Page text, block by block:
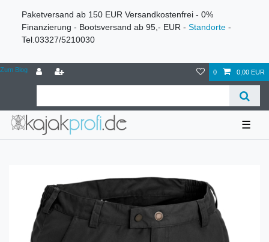
Paketversand ab 150 EUR Versandkostenfrei - 0%
Finanzierung - Bootsversand ab 95,- EUR - Standorte -
Tel.03327/5210030
Zum Blog 0 0,00 EUR
☰